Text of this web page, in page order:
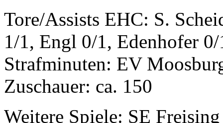
Tore/Assists EHC: S.
1/1, Engl 0/1, Edenhofer
Strafminuten: EV
Zuschauer: ca. 150
Weitere Spiele: SE